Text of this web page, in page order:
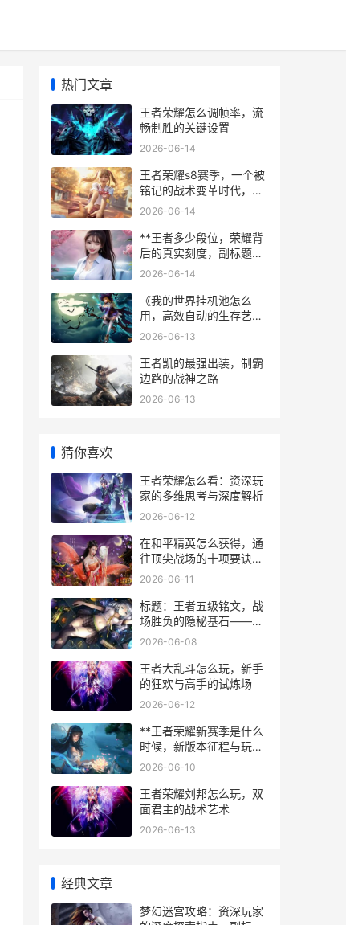
热门文章
王者荣耀怎么调帧率，流
畅制胜的关键设置
2026-06-14
王者荣耀s8赛季，一个被
铭记的战术变革时代，副
标题，旧神黄昏与新王启
2026-06-14
**王者多少段位，荣耀背
后的真实刻度，副标题，
从倔强青铜到无双王者的
2026-06-14
《我的世界挂机池怎么
用，高效自动的生存艺
术》，副标题：从原理到
2026-06-13
王者凯的最强出装，制霸
边路的战神之路
2026-06-13
猜你喜欢
王者荣耀怎么看：资深玩
家的多维思考与深度解析
2026-06-12
在和平精英怎么获得，通
往顶尖战场的十项要诀，
副标题超越生存的艺术进
2026-06-11
标题：王者五级铭文，战
场胜负的隐秘基石——资
深玩家的铭文哲学
2026-06-08
王者大乱斗怎么玩，新手
的狂欢与高手的试炼场
2026-06-12
**王者荣耀新赛季是什么
时候，新版本征程与玩家
期待**
2026-06-10
王者荣耀刘邦怎么玩，双
面君主的战术艺术
2026-06-13
经典文章
梦幻迷宫攻略：资深玩家